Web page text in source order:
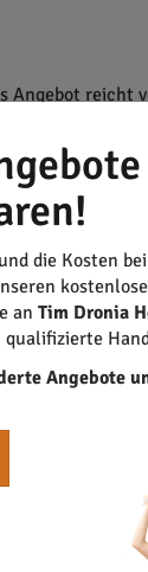
Angebot reicht
und
abzudecken.
die Kosten
an Tim Dronia
qualifizierte
Angebote